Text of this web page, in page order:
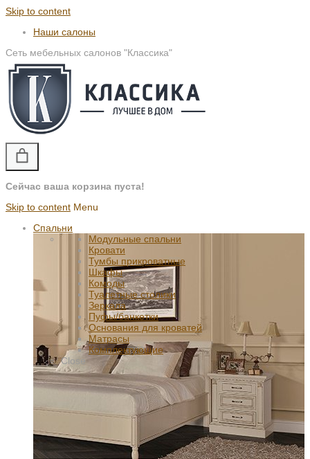
Skip to content
Наши салоны
Сеть мебельных салонов "Классика"
Сейчас ваша корзина пуста!
Skip to content Menu
Спальни
Модульные спальни
Кровати
Тумбы прикроватные
Шкафы
Комоды
Туалетные столики
Зеркала
Пуфы/банкетки
Основания для кроватей
Матрасы
Комплектующие
Close